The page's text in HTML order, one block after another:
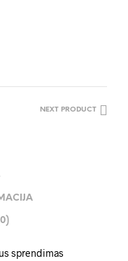
NEXT PRODUCT
sprendimas